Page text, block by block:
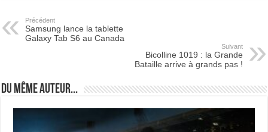
Précédent
Samsung lance la tablette
Galaxy Tab S6 au Canada
Suivant
Bicolline 1019 : la Grande
Bataille arrive à grands pas !
Du même auteur...